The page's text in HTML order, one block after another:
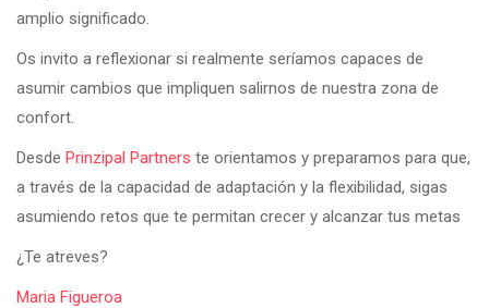
amplio significado.
Os invito a reflexionar si realmente seríamos capaces de
asumir cambios que impliquen salirnos de nuestra zona de
confort.
Desde Prinzipal Partners te orientamos y preparamos para que,
a través de la capacidad de adaptación y la flexibilidad, sigas
asumiendo retos que te permitan crecer y alcanzar tus metas
¿Te atreves?
Maria Figueroa